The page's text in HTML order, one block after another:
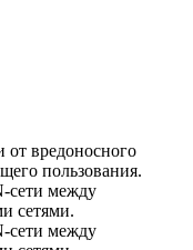
от вредоносного
пользования.
сети между
сетями.
сети между